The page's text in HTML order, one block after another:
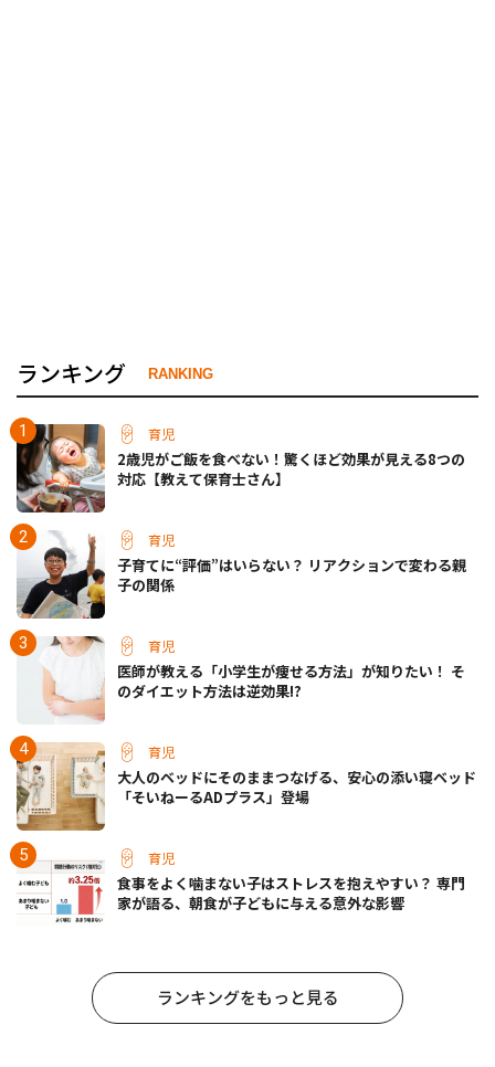
ランキング RANKING
育児
2歳児がご飯を食べない！驚くほど効果が見える8つの
対応【教えて保育士さん】
育児
子育てに“評価”はいらない？ リアクションで変わる親
子の関係
育児
医師が教える「小学生が痩せる方法」が知りたい！ そ
のダイエット方法は逆効果!?
育児
大人のベッドにそのままつなげる、安心の添い寝ベッド
「そいねーるADプラス」登場
育児
食事をよく噛まない子はストレスを抱えやすい？ 専門
家が語る、朝食が子どもに与える意外な影響
ランキングをもっと見る